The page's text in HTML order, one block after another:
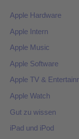
Apple Hardware
Apple Intern
Apple Music
Apple Software
Apple TV &
Apple Watch
Gut zu wissen
iPad und iPod